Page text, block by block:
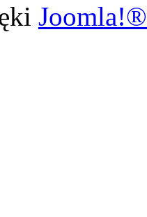
Joomla!®